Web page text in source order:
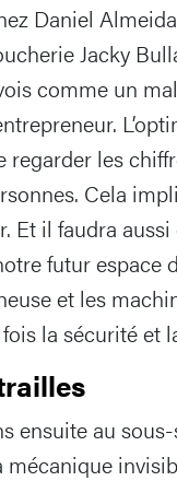
Daniel
Jacky
comme un
regarder les
Cela
Et il faudra
futur espace
et les
la sécurité et
ensuite au sous-
mécanique